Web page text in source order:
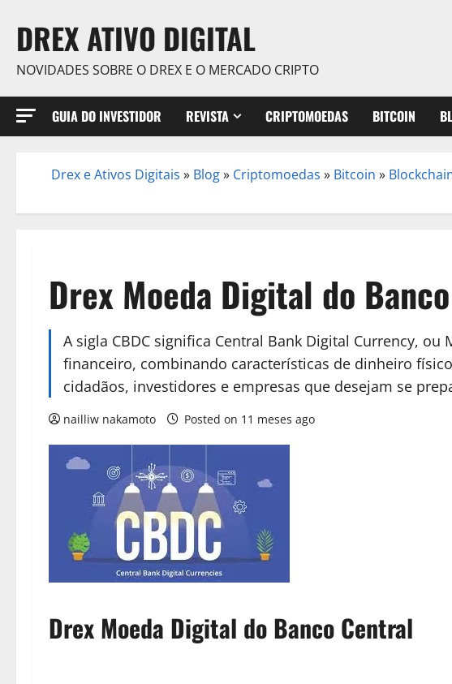
content
DREX ATIVO DIGITAL
NOVIDADES SOBRE O DREX E O MERCADO CRIPTO
GUIA DO INVESTIDOR REVISTA CRIPTOMOEDAS BITCOIN
Drex e Ativos Digitais » Blog» Criptomoedas » Bitcoin »
Drex Moeda Digital do
A sigla CBDC significa Central Bank Digital Currency,
financeiro, combinando características de dinheiro
cidadãos, investidores e empresas que desejam se
nailliw nakamoto Posted on 11 meses ago
Drex Moeda Digital do Banco Central